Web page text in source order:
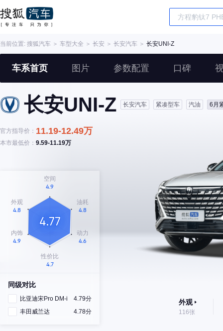
当前位置: 搜狐汽车 ＞ 车型大全 ＞ 长安 ＞ 长安汽车 ＞ 长安UNI-Z
车系首页 图片 参数配置 口碑
长安UNI-Z 长安汽车 紧凑型车 汽油 6月
官方指导价： 11.19-12.49万
本市最低价： 9.59-11.19万
同级对比
比亚迪宋Pro DM-i
4.79分
丰田威兰达
4.78分
外观
116张